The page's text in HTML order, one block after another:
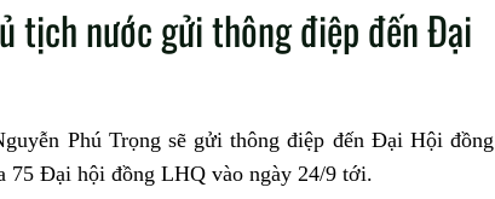
tịch nước gửi thông điệp đến Đại
Phú Trọng sẽ gửi thông điệp đến Đại Hội đồng
75 Đại hội đồng LHQ vào ngày 24/9 tới.